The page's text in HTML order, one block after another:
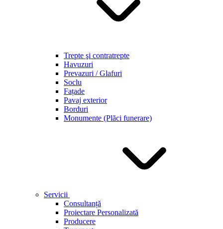
Trepte şi contratrepte
Havuzuri
Prevazuri / Glafuri
Soclu
Fațade
Pavaj exterior
Borduri
Monumente (Plăci funerare)
Servicii
Consultanță
Proiectare Personalizată
Producere